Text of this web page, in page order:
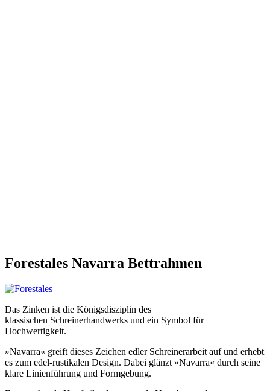
Forestales Navarra Bettrahmen
Das Zinken ist die Königsdisziplin des
klassischen Schreinerhandwerks und ein Symbol für
Hochwertigkeit.
»Navarra« greift dieses Zeichen edler Schreinerarbeit auf und erhebt
es zum edel-rustikalen Design. Dabei glänzt »Navarra« durch seine
klare Linienführung und Formgebung.